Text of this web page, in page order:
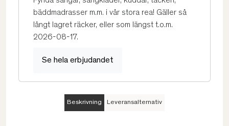
bäddmadrasser m.m. i vår stora rea! Gäller så
långt lagret räcker, eller som längst t.o.m.
2026-08-17.
Se hela erbjudandet
Beskrivning Leveransalternativ